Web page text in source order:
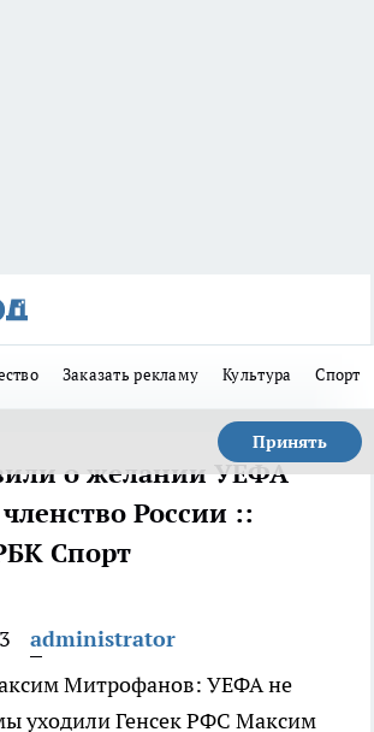
Заказать рекламу Культура Спорт
Принять
о желании УЕФА
России ::
Спорт
administrator
Митрофанов: УЕФА не
уходилиГенсек РФС Максим